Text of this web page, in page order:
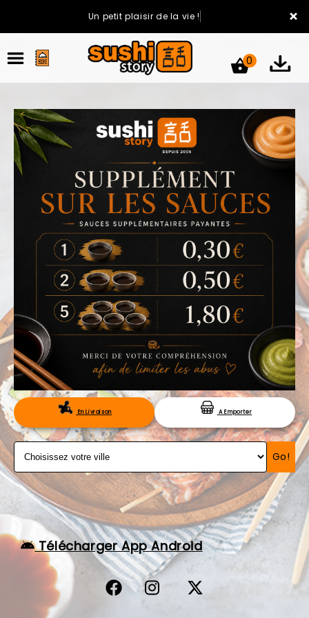
×
Un petit plaisir de la vie !
ACCUEIL
LA CARTE
VOTRE COMPTE
NOTRE RESTAURANT
VOS AVIS
MENTIONS LÉGALES
C.G.V
RÉSERVATION
0
En Livraison A Emporter
Go!
Télécharger App Android